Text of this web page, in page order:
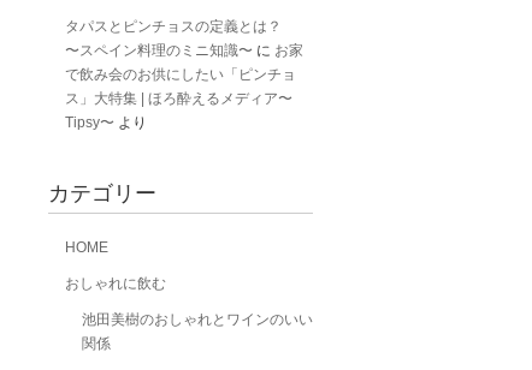
タパスとピンチョスの定義とは？
〜スペイン料理のミニ知識〜 に お家
で飲み会のお供にしたい「ピンチョ
ス」大特集 | ほろ酔えるメディア〜
Tipsy〜 より
カテゴリー
HOME
おしゃれに飲む
池田美樹のおしゃれとワインのいい
関係